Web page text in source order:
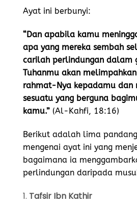
Ayat ini berbunyi:
“Dan apabila kamu
apa yang mereka sembah
carilah perlindungan dalam
Tuhanmu akan
rahmat-Nya kepadamu dan
sesuatu yang berguna
kamu.” (Al-Kahfi, 18:16)
Berikut adalah lima
mengenai ayat ini yang
bagaimana ia
perlindungan daripada
1. Tafsir Ibn Kathir